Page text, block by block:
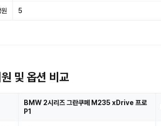
5
및 옵션 비교
BMW 2시리즈 그란쿠페 M235 xDrive 프로
P1